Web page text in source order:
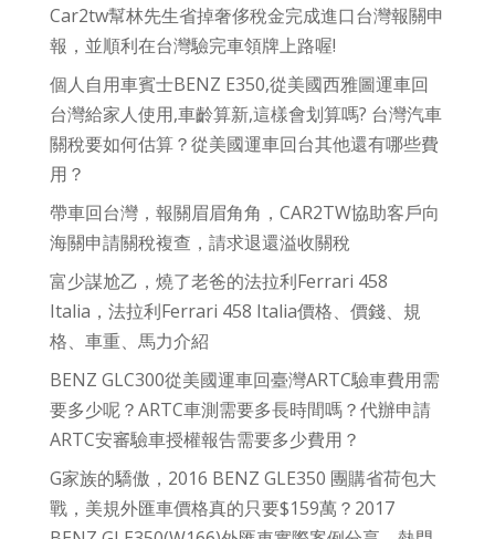
Car2tw幫林先生省掉奢侈稅金完成進口台灣報關申
報，並順利在台灣驗完車領牌上路喔!
個人自用車賓士BENZ E350,從美國西雅圖運車回
台灣給家人使用,車齡算新,這樣會划算嗎? 台灣汽車
關稅要如何估算？從美國運車回台其他還有哪些費
用？
帶車回台灣，報關眉眉角角，CAR2TW協助客戶向
海關申請關稅複查，請求退還溢收關稅
富少謀尬乙，燒了老爸的法拉利Ferrari 458
Italia，法拉利Ferrari 458 Italia價格、價錢、規
格、車重、馬力介紹
BENZ GLC300從美國運車回臺灣ARTC驗車費用需
要多少呢？ARTC車測需要多長時間嗎？代辦申請
ARTC安審驗車授權報告需要多少費用？
G家族的驕傲，2016 BENZ GLE350 團購省荷包大
戰，美規外匯車價格真的只要$159萬？2017